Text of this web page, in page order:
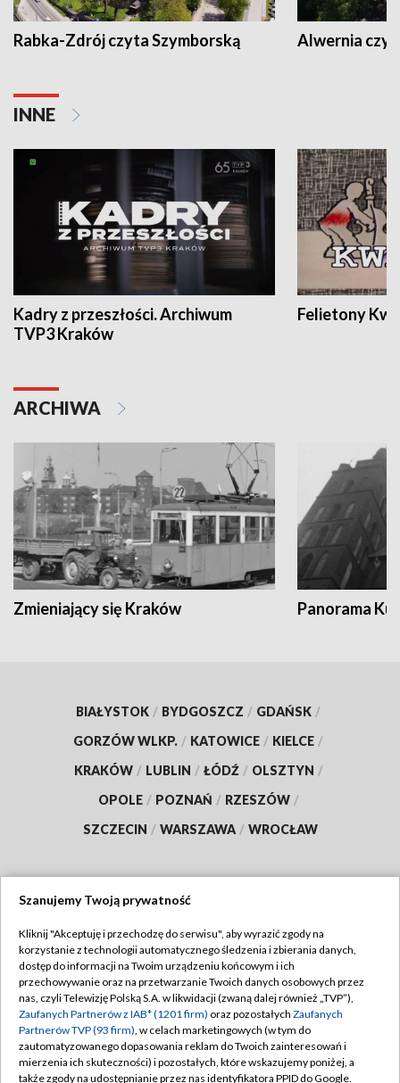
Rabka-Zdrój czyta Szymborską Alwernia
INNE
Kadry z przeszłości. Archiwum
TVP3 Kraków
Felietony
ARCHIWA
Zmieniający się Kraków Panorama
BIAŁYSTOK / BYDGOSZCZ / GDAŃSK /
GORZÓW WLKP. / KATOWICE / KIELCE /
KRAKÓW / LUBLIN / ŁÓDŹ / OLSZTYN /
OPOLE / POZNAŃ / RZESZÓW /
SZCZECIN / WARSZAWA / WROCŁAW
TVP
Abonament TVP
Emisja w TVP
Centrum informacji TVP
Naziemna Telewizja Cyfrowa
Regulamin TVP
Polityka prywatności
Moje zgody
Pomoc
Szanujemy Twoją prywatność
Kliknij "Akceptuję i przechodzę do serwisu", aby wyrazić zgody na
korzystanie z technologii automatycznego śledzenia i zbierania danych,
dostęp do informacji na Twoim urządzeniu końcowym i ich
przechowywanie oraz na przetwarzanie Twoich danych osobowych przez
nas, czyli Telewizję Polską S.A. w likwidacji (zwaną dalej również „TVP”),
Zaufanych Partnerów z IAB* (1201 firm) oraz pozostałych Zaufanych
Partnerów TVP (93 firm), w celach marketingowych (w tym do
zautomatyzowanego dopasowania reklam do Twoich zainteresowań i
mierzenia ich skuteczności) i pozostałych, które wskazujemy poniżej, a
także zgody na udostępnianie przez nas identyfikatora PPID do Google.